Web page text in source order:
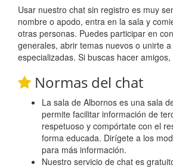
Usar nuestro chat sin registro es muy
nombre o apodo, entra en la sala y
otras personas. Puedes participar en
generales, abrir temas nuevos o unirte
especializadas. Si buscas hacer
Normas del chat
La sala de Albornos es una sala
permite facilitar información de
respetuoso y compórtate con el
forma educada. Dirígete a los
para más información.
Nuestro servicio de chat es